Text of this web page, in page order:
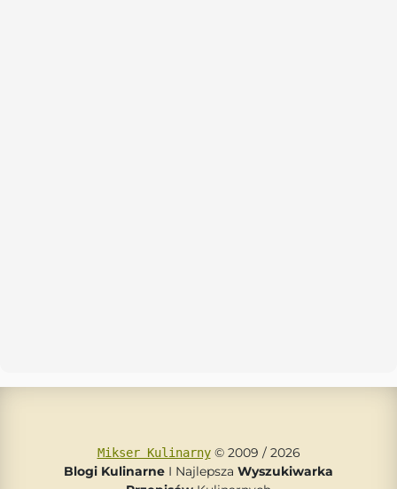
Mikser Kulinarny© 2009 / 2026
Blogi Kulinarne I Najlepsza Wyszukiwarka